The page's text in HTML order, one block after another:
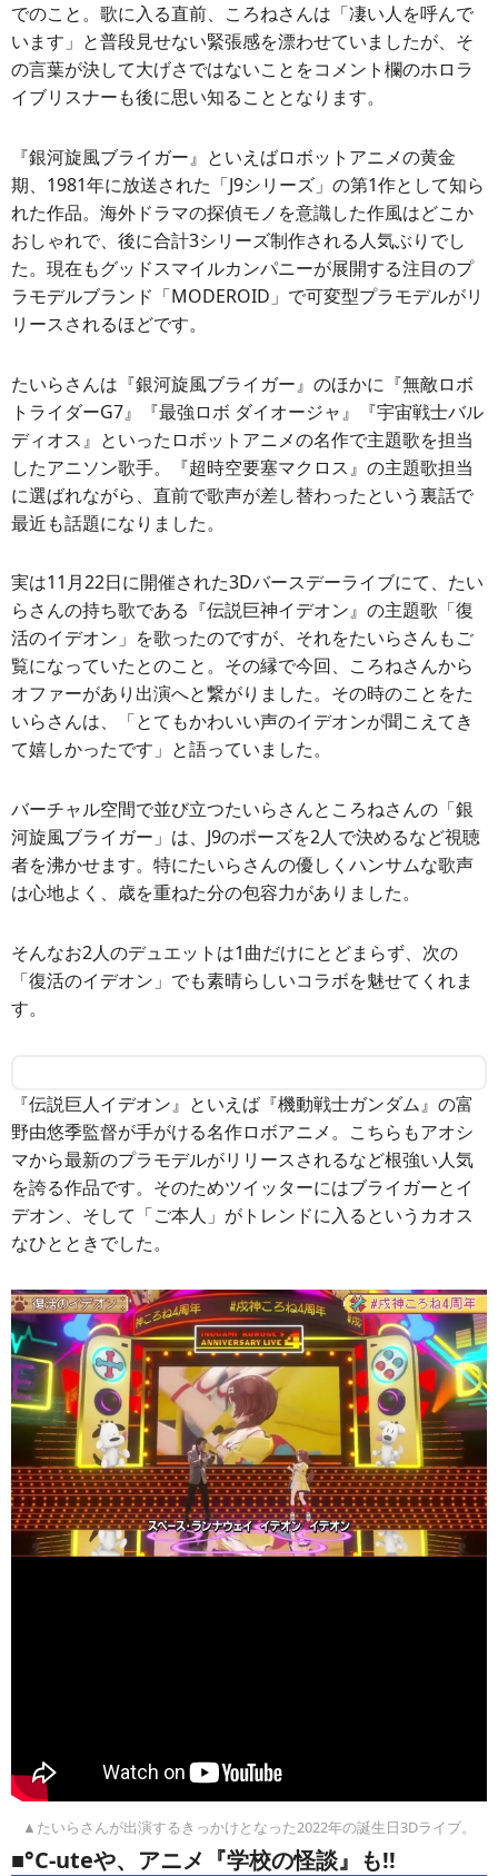
でのこと。歌に入る直前、ころねさんは「凄い人を呼んで
います」と普段見せない緊張感を漂わせていましたが、そ
の言葉が決して大げさではないことをコメント欄のホロラ
イブリスナーも後に思い知ることとなります。
『銀河旋風ブライガー』といえばロボットアニメの黄金
期、1981年に放送された「J9シリーズ」の第1作として知ら
れた作品。海外ドラマの探偵モノを意識した作風はどこか
おしゃれで、後に合計3シリーズ制作される人気ぶりでし
た。現在もグッドスマイルカンパニーが展開する注目のプ
ラモデルブランド「MODEROID」で可変型プラモデルがリ
リースされるほどです。
たいらさんは『銀河旋風ブライガー』のほかに『無敵ロボ
トライダーG7』『最強ロボ ダイオージャ』『宇宙戦士バル
ディオス』といったロボットアニメの名作で主題歌を担当
したアニソン歌手。『超時空要塞マクロス』の主題歌担当
に選ばれながら、直前で歌声が差し替わったという裏話で
最近も話題になりました。
実は11月22日に開催された3Dバースデーライブにて、たい
らさんの持ち歌である『伝説巨神イデオン』の主題歌「復
活のイデオン」を歌ったのですが、それをたいらさんもご
覧になっていたとのこと。その縁で今回、ころねさんから
オファーがあり出演へと繋がりました。その時のことをた
いらさんは、「とてもかわいい声のイデオンが聞こえてき
て嬉しかったです」と語っていました。
バーチャル空間で並び立つたいらさんところねさんの「銀
河旋風ブライガー」は、J9のポーズを2人で決めるなど視聴
者を沸かせます。特にたいらさんの優しくハンサムな歌声
は心地よく、歳を重ねた分の包容力がありました。
そんなお2人のデュエットは1曲だけにとどまらず、次の
「復活のイデオン」でも素晴らしいコラボを魅せてくれま
す。
『伝説巨人イデオン』といえば『機動戦士ガンダム』の富
野由悠季監督が手がける名作ロボアニメ。こちらもアオシ
マから最新のプラモデルがリリースされるなど根強い人気
を誇る作品です。そのためツイッターにはブライガーとイ
デオン、そして「ご本人」がトレンドに入るというカオス
なひとときでした。
▲たいらさんが出演するきっかけとなった2022年の誕生日3Dライブ。
■°C-uteや、アニメ『学校の怪談』も!!